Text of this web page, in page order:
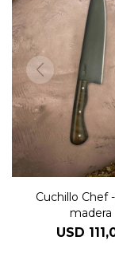
Cuchillo Chef
madera
USD